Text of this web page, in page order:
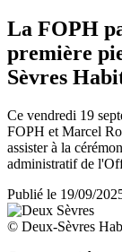
La FOPH
première
Sèvres
Ce vendredi 19
FOPH et Marcel
assister à la
administratif de
Publié le 19/09/
© Deux-Sèvres